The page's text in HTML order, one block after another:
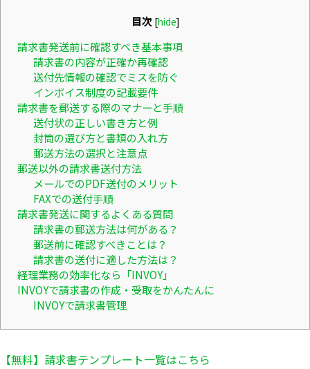
目次 [hide]
請求書発送前に確認すべき基本事項
請求書の内容が正確か再確認
送付先情報の確認でミスを防ぐ
インボイス制度の記載要件
請求書を郵送する際のマナーと手順
送付状の正しい書き方と例
封筒の選び方と書類の入れ方
郵送方法の選択と注意点
郵送以外の請求書送付方法
メールでのPDF送付のメリット
FAXでの送付手順
請求書発送に関するよくある質問
請求書の郵送方法は何がある？
郵送前に確認すべきことは？
請求書の送付に適した方法は？
経理業務の効率化なら「INVOY」
INVOYで請求書の作成・受取をかんたんに
INVOYで請求書管理
【無料】請求書テンプレート一覧はこちら